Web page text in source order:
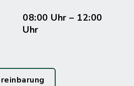
08:00 Uhr – 12:00
Uhr